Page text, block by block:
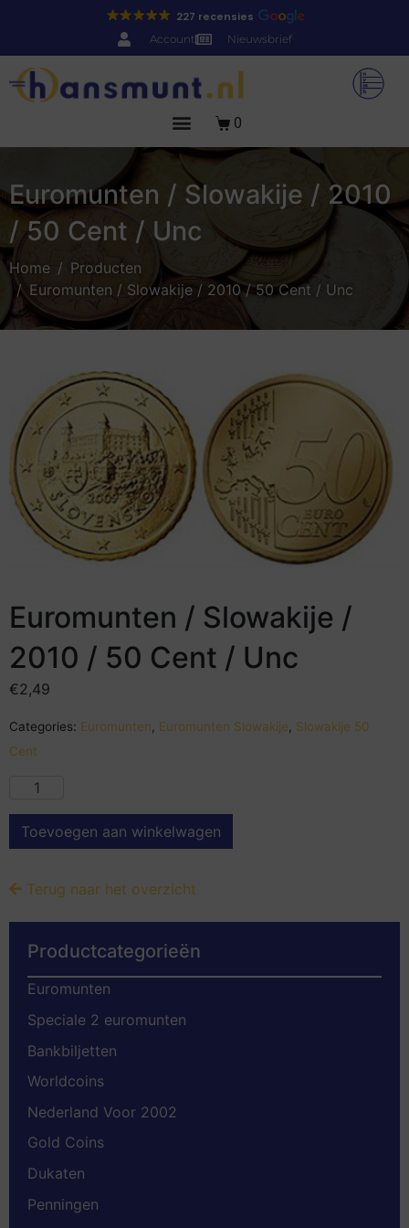
227 recensies
Account Nieuwsbrief
0
Euromunten / Slowakije / 2010
/ 50 Cent / Unc
Home
Producten
Euromunten / Slowakije / 2010 / 50 Cent / Unc
Euromunten / Slowakije /
2010 / 50 Cent / Unc
€2,49
Categories: Euromunten Euromunten Slowakije
Slowakije 50
Cent
Toevoegen aan winkelwagen
Terug naar het overzicht
Productcategorieën
Euromunten
Speciale 2 euromunten
Bankbiljetten
Worldcoins
Nederland Voor 2002
Gold Coins
Dukaten
Penningen